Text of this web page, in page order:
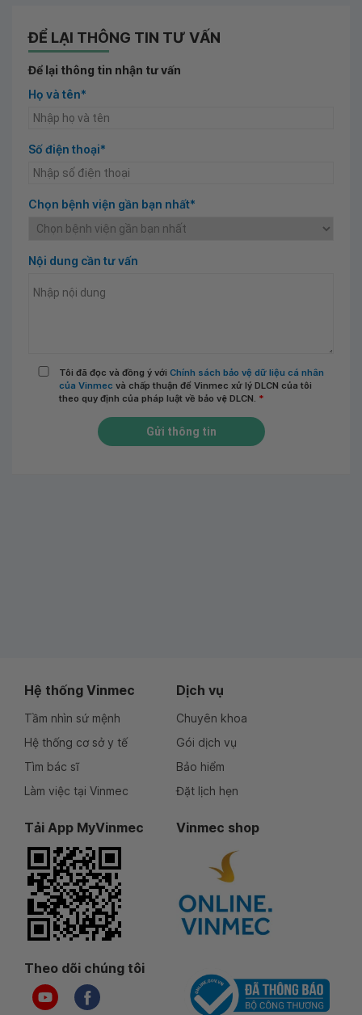
ĐỂ LẠI THÔNG TIN TƯ VẤN
Để lại thông tin nhận tư vấn
Họ và tên*
Số điện thoại*
Chọn bệnh viện gần bạn nhất*
Nội dung cần tư vấn
Tôi đã đọc và đồng ý với Chính sách bảo vệ dữ liệu cá nhân
của Vinmec và chấp thuận để Vinmec xử lý DLCN của tôi
theo quy định của pháp luật về bảo vệ DLCN. *
Gửi thông tin
Hệ thống Vinmec
Tầm nhìn sứ mệnh
Hệ thống cơ sở y tế
Tìm bác sĩ
Làm việc tại Vinmec
Dịch vụ
Chuyên khoa
Gói dịch vụ
Bảo hiểm
Đặt lịch hẹn
Tải App MyVinmec Vinmec shop
Theo dõi chúng tôi